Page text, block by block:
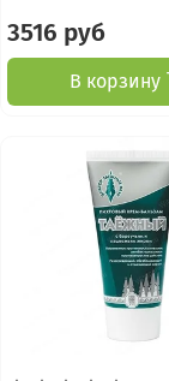
3516 руб
В корзину